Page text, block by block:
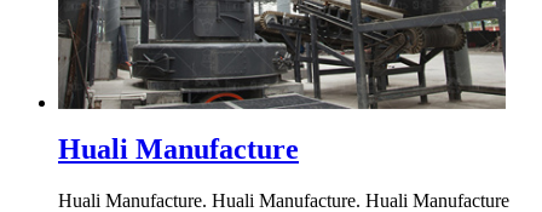
Huali Manufacture
Huali Manufacture. Huali Manufacture. Huali Manufacture